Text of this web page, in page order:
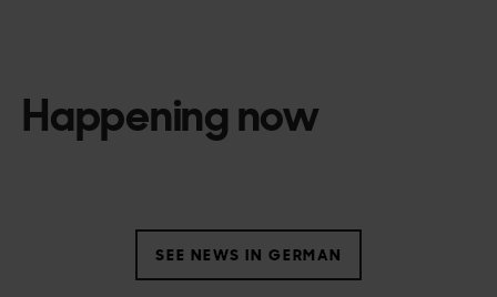
Happening now
SEE NEWS IN GERMAN